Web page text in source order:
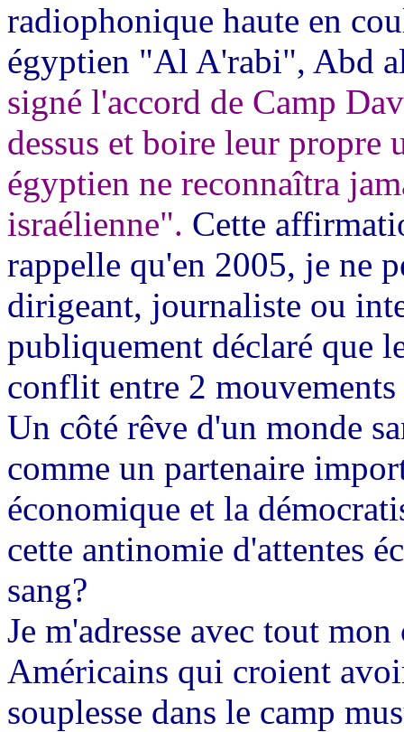
radiophonique haute en
égyptien "Al A'rabi", Abd
signé l'accord de Camp
dessus et boire leur propre
égyptien ne reconnaîtra
israélienne". Cette
rappelle qu'en 2005, je ne
dirigeant, journaliste ou
publiquement déclaré que
conflit entre 2
Un côté rêve d'un monde
comme un partenaire
économique et la
cette antinomie d'attentes
sang?
Je m'adresse avec tout
Américains qui croient
souplesse dans le camp